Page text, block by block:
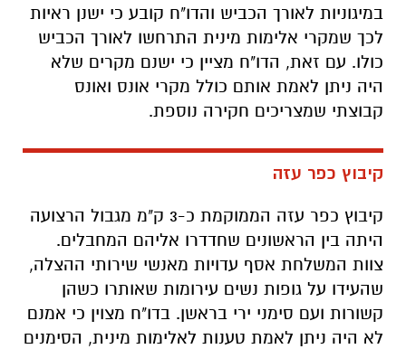
במיגוניות לאורך הכביש והדו"ח קובע כי ישנן ראיות
לכך שמקרי אלימות מינית התרחשו לאורך הכביש
כולו. עם זאת, הדו"ח מציין כי ישנם מקרים שלא
היה ניתן לאמת אותם כולל מקרי אונס ואונס
קבוצתי שמצריכים חקירה נוספת.
קיבוץ כפר עזה
קיבוץ כפר עזה הממוקמת כ-3 ק"מ מגבול הרצועה
היתה בין הראשונים שחדדרו אליהם המחבלים.
צוות המשלחת אסף עדויות מאנשי שירותי ההצלה,
שהעידו על גופות נשים עירומות שאותרו כשהן
קשורות ועם סימני ירי בראשן. בדו"ח מצוין כי אמנם
לא היה ניתן לאמת טענות לאלימות מינית, הסימנים